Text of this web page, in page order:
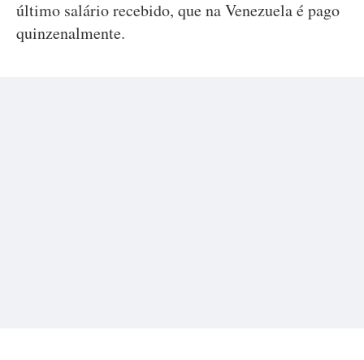
último salário recebido, que na Venezuela é pago
quinzenalmente.